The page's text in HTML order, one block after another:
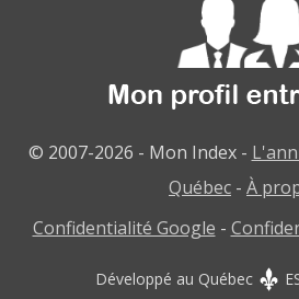
© 2007-2026 - Mon Index -
Québec - À
Confidentialité Google -
Développé au Québec